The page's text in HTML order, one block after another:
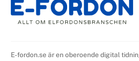
Top
E-fordon.se är en oberoende digital